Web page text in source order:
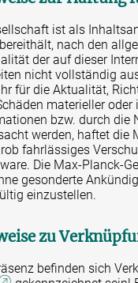
ist als
nach den
der auf dieser
nicht vollständig
für die Aktualität,
materieller
bzw. durch
werden, haftet
fahrlässiges
Die Max-Planck-
gesonderte
einzustellen.
zu
befinden sich